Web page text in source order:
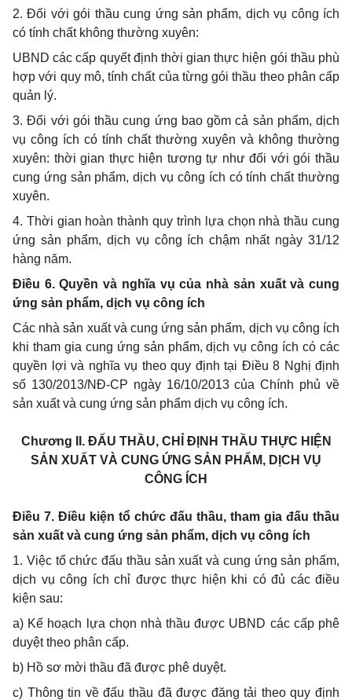
2. Đối với gói thầu cung ứng sản phẩm, dịch vụ công ích
có tính chất không thường xuyên:
UBND các cấp quyết định thời gian thực hiện gói thầu phù
hợp với quy mô, tính chất của từng gói thầu theo phân cấp
quản lý.
3. Đối với gói thầu cung ứng bao gồm cả sản phẩm, dịch
vụ công ích có tính chất thường xuyên và không thường
xuyên: thời gian thực hiện tương tự như đối với gói thầu
cung ứng sản phẩm, dịch vụ công ích có tínhchấtthường
xuyên.
4. Thời gian hoàn thành quy trình lựa chọn nhà thầu cung
ứng sản phẩm, dịch vụ công ích chậm nhất ngày 31/12
hàng năm.
Điều 6. Quyền và nghĩa vụ của nhà sản xuất và cung
ứng sản phẩm, dịch vụ công ích
Các nhà sản xuất và cung ứng sản phẩm, dịch vụ công ích
khi tham gia cung ứng sản phẩm, dịch vụ công ích có các
quyền lợi và nghĩa vụ theo quy định tại Điều 8 Nghị định
số 130/2013/NĐ-CP ngày 16/10/2013 của Chính phủ về
sản xuất và cung ứng sản phẩm dịch vụ công ích.
Chương II. ĐẤU THẦU, CHỈ ĐỊNH THẦU THỰC HIỆN
SẢN XUẤT VÀ CUNG ỨNG SẢN PHẨM, DỊCH VỤ
CÔNG ÍCH
Điều 7. Điều kiện tổ chức đấu thầu, tham gia đấu thầu
sản xuất và cung ứng sản phẩm, dịch vụ công ích
1. Việc tổ chức đấu thầu sản xuất và cung ứng sản phẩm,
dịch vụ công ích chỉ được thực hiện khi có đủ các điều
kiện sau:
a) Kế hoạch lựa chọn nhà thầu được UBND các cấp phê
duyệt theo phân cấp.
b) Hồ sơ mời thầu đã được phê duyệt.
c) Thông tin về đấu thầu đã được đăng tải theo quy định